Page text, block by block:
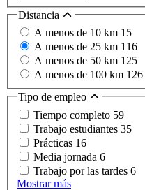
Distancia
A menos de 10 km 15
A menos de 25 km 116
A menos de 50 km 125
A menos de 100 km 126
Tipo de empleo
Tiempo completo 59
Trabajo estudiantes 35
Prácticas 16
Media jornada 6
Trabajo por las tardes 6
Mostrar más